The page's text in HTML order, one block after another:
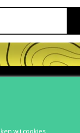
wij cookies